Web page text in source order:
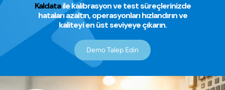
Kaldataile kalibrasyon ve test süreçlerinizde
hataları azaltın, operasyonları hızlandırın ve
kaliteyi en üst seviyeye çıkarın.
Demo Talep Edin